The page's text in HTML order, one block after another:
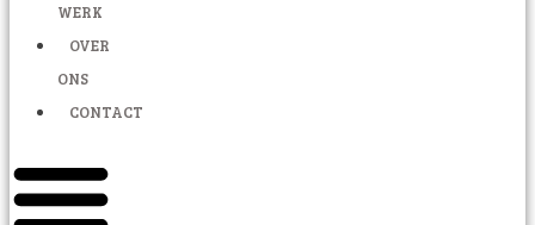
WERK
OVER
ONS
CONTACT